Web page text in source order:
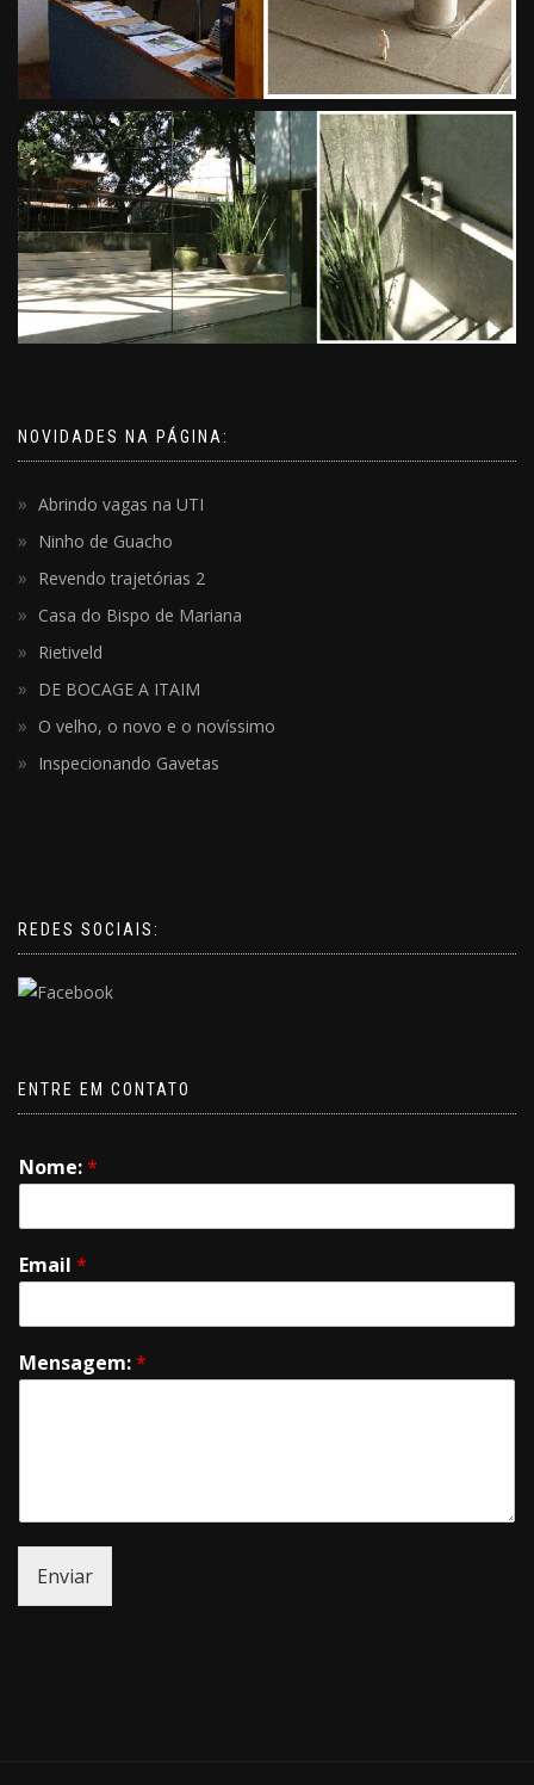
NOVIDADES NA PÁGINA:
Abrindo vagas na UTI
Ninho de Guacho
Revendo trajetórias 2
Casa do Bispo de Mariana
Rietiveld
DE BOCAGE A ITAIM
O velho, o novo e o novíssimo
Inspecionando Gavetas
REDES SOCIAIS:
ENTRE EM CONTATO
Nome:*
Email *
Mensagem:*
Enviar